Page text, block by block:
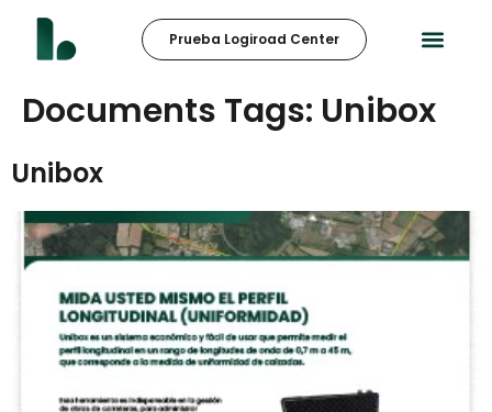
Prueba Logiroad Center
Documents Tags: Unibox
Unibox